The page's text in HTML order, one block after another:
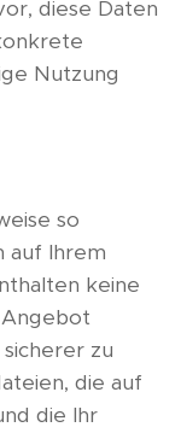
diese Daten
Nutzung
so
auf Ihrem
keine
zu
die auf
die Ihr